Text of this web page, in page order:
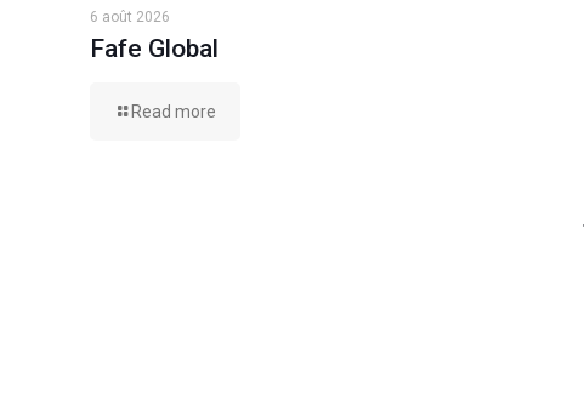
6 août 2026
Fafe Global
Read more